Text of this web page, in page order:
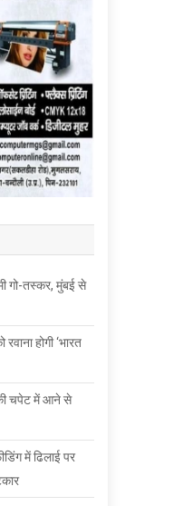
गो-तस्कर, मुंबई से
होगी ‘भारत
की चपेट में आने से
में ढिलाई पर